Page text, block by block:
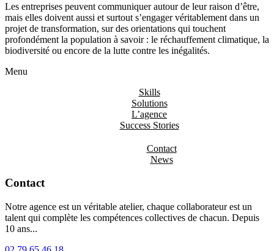
Les entreprises peuvent communiquer autour de leur raison d’être,
mais elles doivent aussi et surtout s’engager véritablement dans un
projet de transformation, sur des orientations qui touchent
profondément la population à savoir : le réchauffement climatique, la
biodiversité ou encore de la lutte contre les inégalités.
Menu
Skills
Solutions
L’agence
Success Stories
Contact
News
Contact
Notre agence est un véritable atelier, chaque collaborateur est un
talent qui complète les compétences collectives de chacun. Depuis
10 ans...